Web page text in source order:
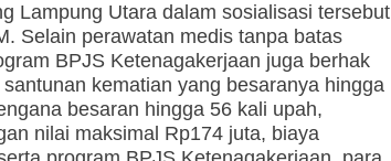
Lampung Utara dalam sosialisasi tersebut
Selain perawatan medis tanpa batas
BPJS Ketenagakerjaan juga berhak
kematian yang besaranya hingga
besaran hingga 56 kali upah,
nilai maksimal Rp174 juta, biaya